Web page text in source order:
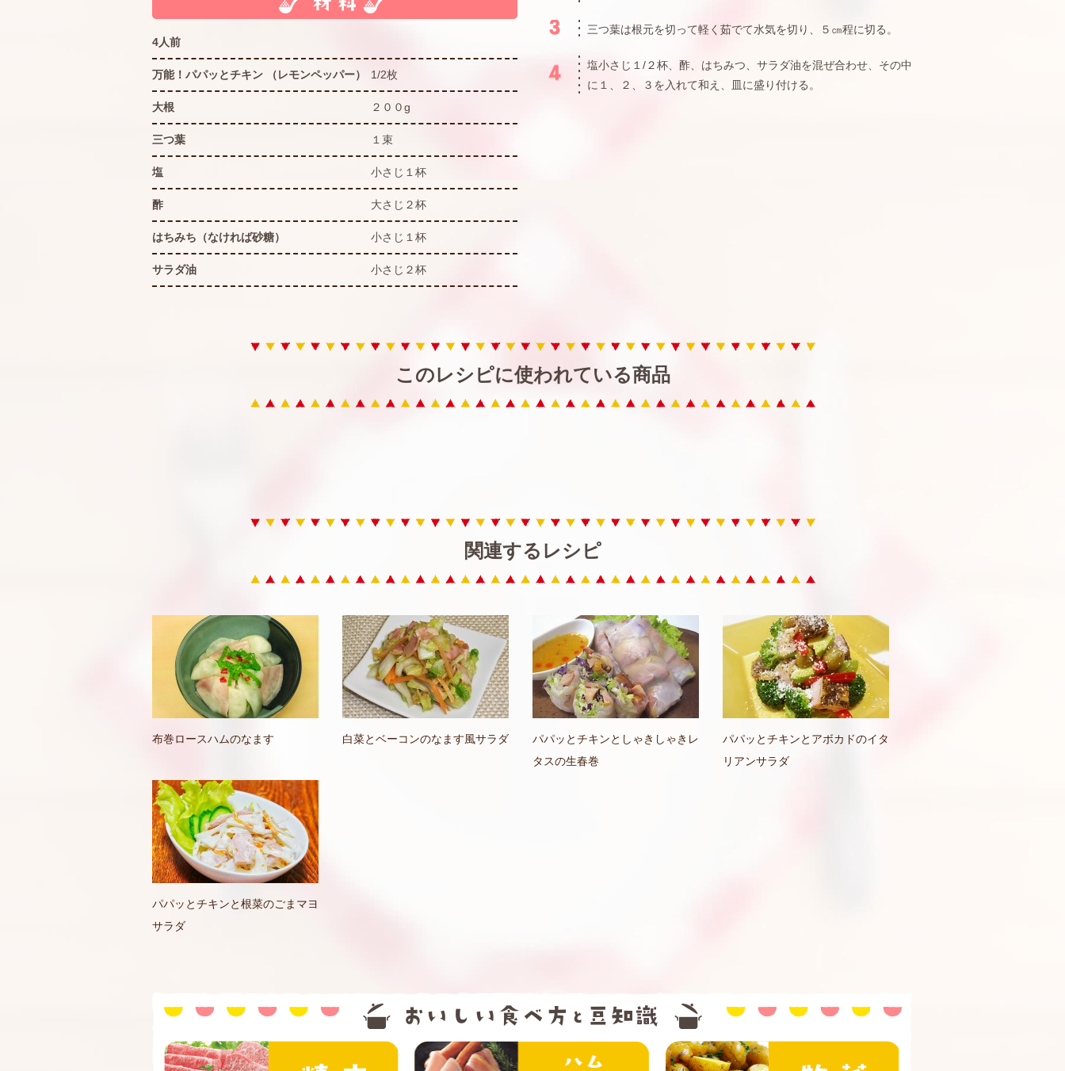
4人前
万能！パパッとチキン （レモンペッパー） 1/2枚
大根 ２００g
三つ葉 １束
塩 小さじ１杯
酢 大さじ２杯
はちみち（なければ砂糖） 小さじ１杯
サラダ油 小さじ２杯
三つ葉は根元を切って軽く茹でて水気を切り、５㎝程に切る。
塩小さじ１/２杯、酢、はちみつ、サラダ油を混ぜ合わせ、その中
に１、２、３を入れて和え、皿に盛り付ける。
このレシピに使われている商品
関連するレシピ
布巻ロースハムのなます 白菜とベーコンのなます風サラダ
パパッとチキンとしゃきしゃきレ
タスの生春巻
パパッとチキンとアボカドのイタ
リアンサラダ
パパッとチキンと根菜のごまマヨ
サラダ
精肉 ハム・ソーセージ